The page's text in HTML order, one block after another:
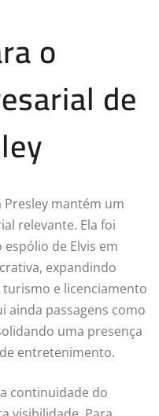
o
de
mantém um
relevante. Ela foi
de Elvis em
expandindo
e licenciamento
ainda passagens como
uma presença
entretenimento.
continuidade do